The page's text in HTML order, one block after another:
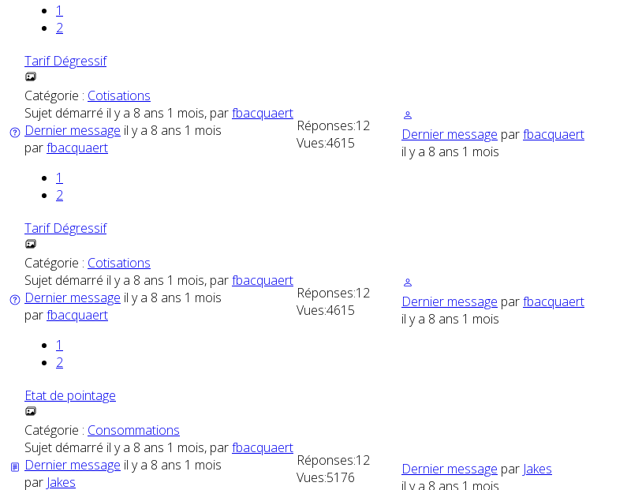
1
2
Tarif Dégressif
Catégorie : Cotisations
Sujet démarré il y a 8 ans 1 mois, parfbacquaert
Dernier message il y a 8 ans 1 mois
parfbacquaert
1
2
Réponses:12
Vues:4615 Dernier message parfbacquaert
il y a 8 ans 1 mois
Tarif Dégressif
Catégorie : Cotisations
Sujet démarré il y a 8 ans 1 mois, parfbacquaert
Dernier message il y a 8 ans 1 mois
parfbacquaert
1
2
Réponses:12
Vues:4615 Dernier message parfbacquaert
il y a 8 ans 1 mois
Etat de pointage
Catégorie : Consommations
Sujet démarré il y a 8 ans 1 mois, parfbacquaert
Dernier message il y a 8 ans 1 mois
par Jakes
Réponses:12
Vues:5176 Dernier message par Jakes
il y a 8 ans 1 mois